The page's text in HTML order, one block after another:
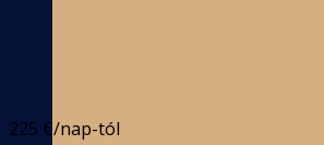
225 €/nap-tól